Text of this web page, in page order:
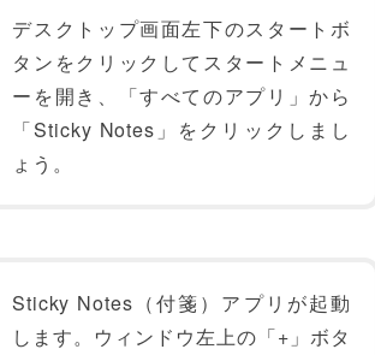
デスクトップ画面左下のスタートボ
タンをクリックしてスタートメニュ
ーを開き、「すべてのアプリ」から
「Sticky Notes」をクリックしまし
ょう。
Sticky Notes（付箋）アプリが起動
します。ウィンドウ左上の「+」ボタ